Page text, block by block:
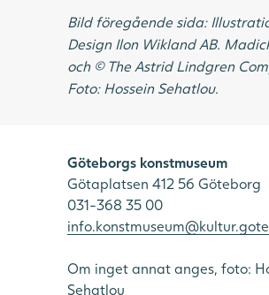
Bild föregående sida:
Design Ilon Wikland AB.
och © The Astrid Lindgren
Foto: Hossein Sehatlou.
Göteborgs konstmuseum
Götaplatsen 412 56 Göteborg
031-368 35 00
Om inget annat anges, foto:
Sehatlou